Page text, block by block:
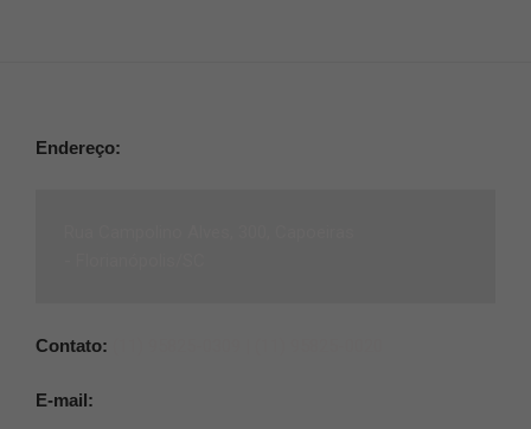
Endereço:
Contato:
E-mail: